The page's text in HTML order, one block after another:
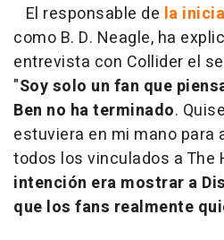
El responsable de la
como B. D. Neagle, ha
entrevista con Collider el
"Soy solo un fan que
Ben no ha terminado.
estuviera en mi mano para
todos los vinculados a The
intención era mostrar a
que los fans realmente